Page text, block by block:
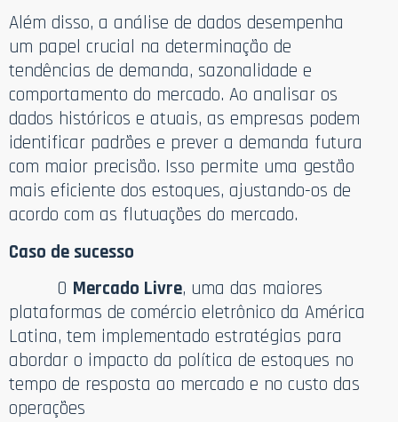
Além disso, a análise de dados desempenha
um papel crucial na determinação de
tendências de demanda, sazonalidade e
comportamento do mercado. Ao analisar os
dados históricos e atuais, as empresas podem
identificar padrões e prever a demanda futura
com maior precisão. Isso permite uma gestão
mais eficiente dos estoques, ajustando-os de
acordo com as flutuações do mercado.
Caso de sucesso
O Mercado Livre, uma das maiores
plataformas de comércio eletrônico da América
Latina, tem implementado estratégias para
abordar o impacto da política de estoques no
tempo de resposta ao mercado e no custo das
operações